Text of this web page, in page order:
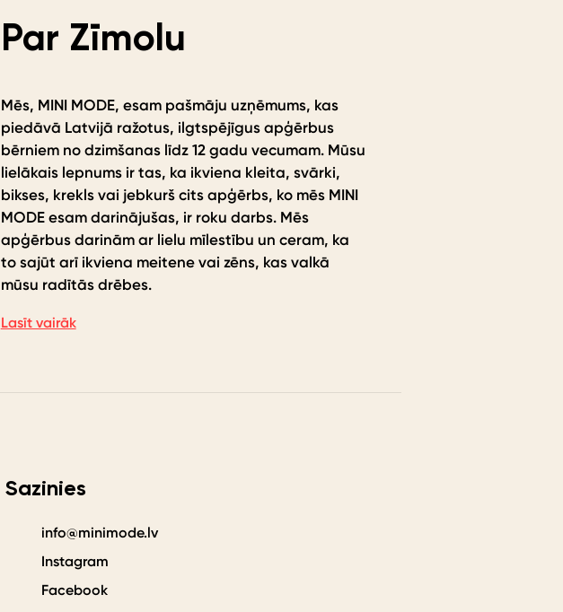
Par Zīmolu
Mēs, MINI MODE, esam pašmāju uzņēmums, kas
piedāvā Latvijā ražotus, ilgtspējīgus apģērbus
bērniem no dzimšanas līdz 12 gadu vecumam. Mūsu
lielākais lepnums ir tas, ka ikviena kleita, svārki,
bikses, krekls vai jebkurš cits apģērbs, ko mēs MINI
MODE esam darinājušas, ir roku darbs. Mēs
apģērbus darinām ar lielu mīlestību un ceram, ka
to sajūt arī ikviena meitene vai zēns, kas valkā
mūsu radītās drēbes.
Lasīt vairāk
Sazinies
info@minimode.lv
Instagram
Facebook